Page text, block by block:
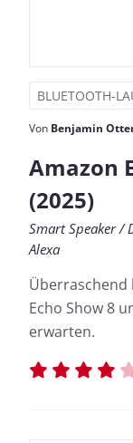
BLUETOOTH-
Von Benjamin
Amazon
(2025)
Smart Speaker /
Alexa
Überraschend
Echo Show 8
erwarten.